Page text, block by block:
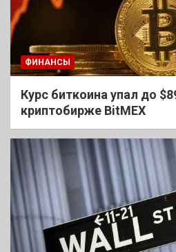
ФИНАНСЫ
Курс биткоина упал до
криптобирже BitMEX